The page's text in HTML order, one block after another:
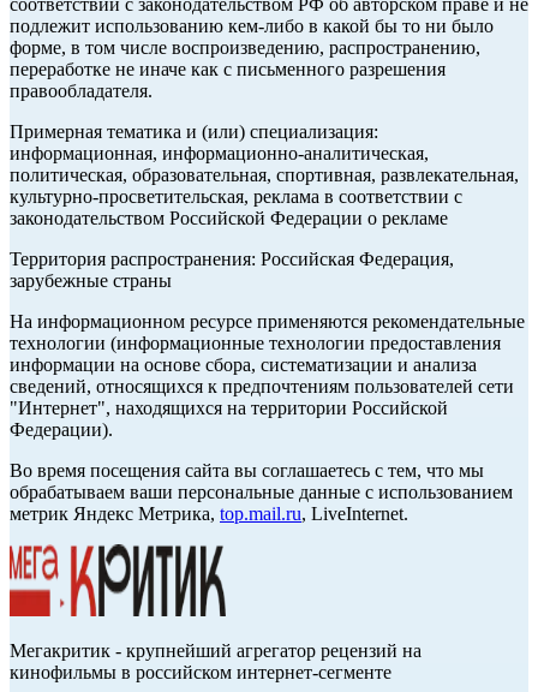
соответствии с законодательством РФ об авторском праве и не
подлежит использованию кем-либо в какой бы то ни было
форме, в том числе воспроизведению, распространению,
переработке не иначе как с письменного разрешения
правообладателя.
Примерная тематика и (или) специализация:
информационная, информационно-аналитическая,
политическая, образовательная, спортивная, развлекательная,
культурно-просветительская, реклама в соответствии с
законодательством Российской Федерации о рекламе
Территория распространения: Российская Федерация,
зарубежные страны
На информационном ресурсе применяются рекомендательные
технологии (информационные технологии предоставления
информации на основе сбора, систематизации и анализа
сведений, относящихся к предпочтениям пользователей сети
"Интернет", находящихся на территории Российской
Федерации).
Во время посещения сайта вы соглашаетесь с тем, что мы
обрабатываем ваши персональные данные с использованием
метрик Яндекс Метрика, top.mail.ru, LiveInternet.
Мегакритик - крупнейший агрегатор рецензий на
кинофильмы в российском интернет-сегменте